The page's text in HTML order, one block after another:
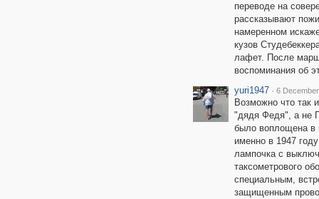
переводе на
рассказывают
намеренном
кузов
лафет. После
воспоминания об
yuri1947 · 6
Возможно что так
"дядя Федя", а не
было воплощена в
именно в 1947
лампочка с
таксометрового
специальным,
защищенным